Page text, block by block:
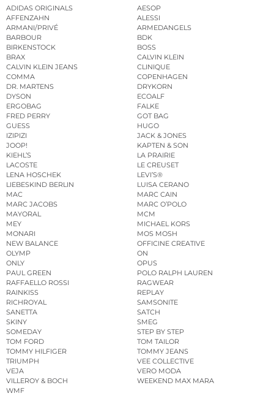
ADIDAS ORIGINALS
AESOP
AFFENZAHN
ALESSI
ARMANI/PRIVÉ
ARMEDANGELS
BARBOUR
BDK
BIRKENSTOCK
BOSS
BRAX
CALVIN KLEIN
CALVIN KLEIN JEANS
CLINIQUE
COMMA
COPENHAGEN
DR. MARTENS
DRYKORN
DYSON
ECOALF
ERGOBAG
FALKE
FRED PERRY
GOT BAG
GUESS
HUGO
IZIPIZI
JACK & JONES
JOOP!
KAPTEN & SON
KIEHL’S
LA PRAIRIE
LACOSTE
LE CREUSET
LENA HOSCHEK
LEVI’S®
LIEBESKIND BERLIN
LUISA CERANO
MAC
MARC CAIN
MARC JACOBS
MARC O’POLO
MAYORAL
MCM
MEY
MICHAEL KORS
MONARI
MOS MOSH
NEW BALANCE
OFFICINE CREATIVE
OLYMP
ON
ONLY
OPUS
PAUL GREEN
POLO RALPH LAUREN
RAFFAELLO ROSSI
RAGWEAR
RAINKISS
REPLAY
RICHROYAL
SAMSONITE
SANETTA
SATCH
SKINY
SMEG
SOMEDAY
STEP BY STEP
TOM FORD
TOM TAILOR
TOMMY HILFIGER
TOMMY JEANS
TRIUMPH
VEE COLLECTIVE
VEJA
VERO MODA
VILLEROY & BOCH
WEEKEND MAX MARA
WMF